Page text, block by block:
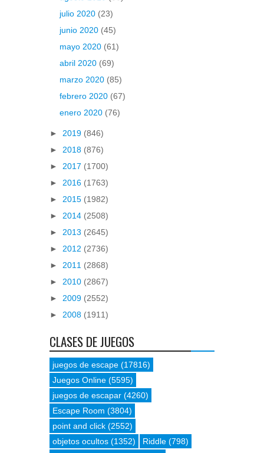
julio 2020 (23)
junio 2020 (45)
mayo 2020 (61)
abril 2020 (69)
marzo 2020 (85)
febrero 2020 (67)
enero 2020 (76)
► 2019 (846)
► 2018 (876)
► 2017 (1700)
► 2016 (1763)
► 2015 (1982)
► 2014 (2508)
► 2013 (2645)
► 2012 (2736)
► 2011 (2868)
► 2010 (2867)
► 2009 (2552)
► 2008 (1911)
CLASES DE JUEGOS
juegos de escape (17816)
Juegos Online (5595)
juegos de escapar (4260)
Escape Room (3804)
point and click (2552)
objetos ocultos (1352) Riddle (798)